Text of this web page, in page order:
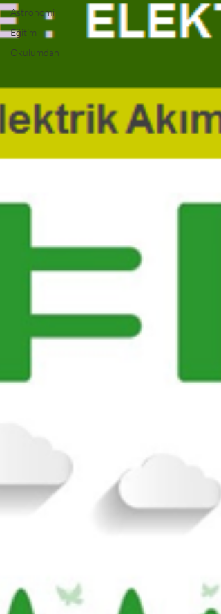
Astronomi
Eğitim
Okulumdan